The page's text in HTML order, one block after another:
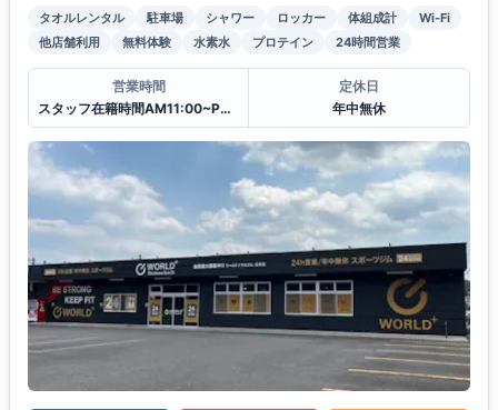
タオルレンタル 駐車場 シャワー ロッカー 体組成計
Wi-Fi
他店舗利用
無料体験 水素水 プロテイン 24時間営業
営業時間
スタッフ在籍時間AM11:00~PM20:00
定休日
年中無休